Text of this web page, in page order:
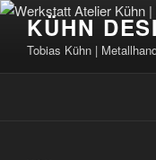
Zum
springen
KÜHN
Tobias Kühn |